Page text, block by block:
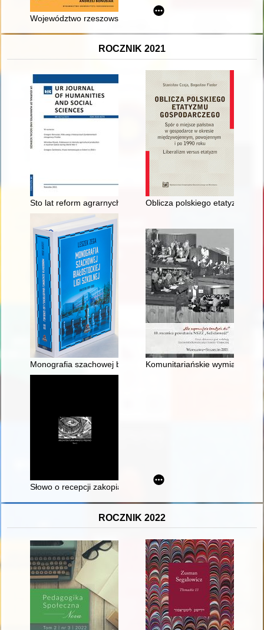
Województwo rzeszowskie w liczbach : (1975-1989)
ROCZNIK 2021
Sto lat reform agrarnych w Polsce - recenzja]Oblicza polskiego etatyzmu
Monografia szachowej białostockiej ligi szkolnej : Białystok
Komunitariańskie wymiary
Słowo o recepcji zakopiańszczyzny w architekturze
ROCZNIK 2022